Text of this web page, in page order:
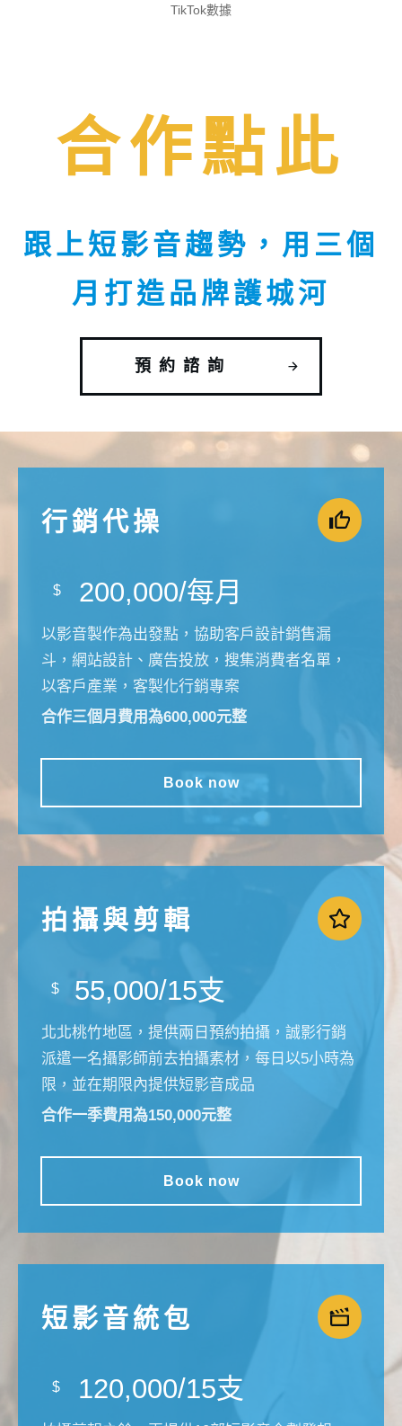
TikTok數據
合作點此
跟上短影音趨勢，用三個
月打造品牌護城河
預約諮詢
行銷代操
$ 200,000/每月
以影音製作為出發點，協助客戶設計銷售漏
斗，網站設計、廣告投放，搜集消費者名單，
以客戶產業，客製化行銷專案
合作三個月費用為600,000元整
Book now
拍攝與剪輯
$ 55,000/15支
北北桃竹地區，提供兩日預約拍攝，誠影行銷
派遣一名攝影師前去拍攝素材，每日以5小時為
限，並在期限內提供短影音成品
合作一季費用為150,000元整
Book now
短影音統包
$ 120,000/15支